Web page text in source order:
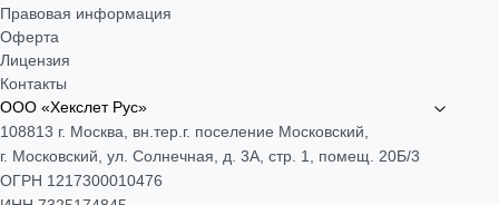
Правовая информация
Оферта
Лицензия
Контакты
ООО «Хекслет Рус»
108813 г. Москва, вн.тер.г. поселение Московский,
г. Московский, ул. Солнечная, д. 3А, стр. 1, помещ. 20Б/3
ОГРН 1217300010476